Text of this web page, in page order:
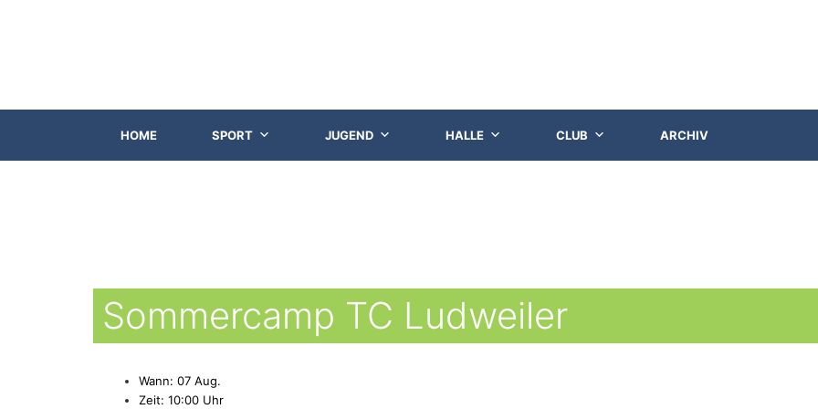
HOME SPORT JUGEND HALLE CLUB ARCHIV
Sommercamp TC Ludweiler
Wann: 07 Aug.
Zeit: 10:00 Uhr